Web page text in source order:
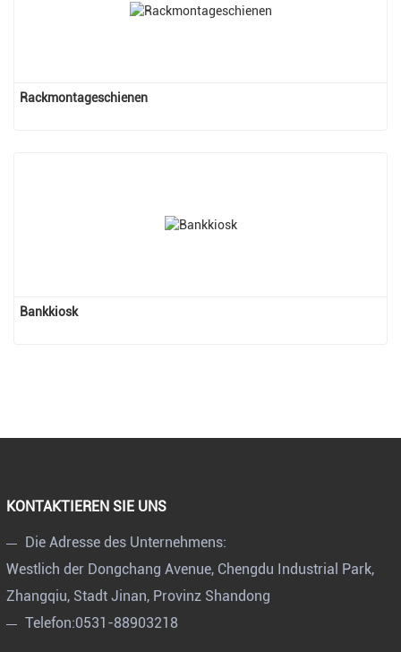
Rackmontageschienen
Bankkiosk
KONTAKTIEREN SIE UNS
Die Adresse des Unternehmens:
Westlich der Dongchang Avenue, Chengdu Industrial Park,
Zhangqiu, Stadt Jinan, Provinz Shandong
Telefon:0531-88903218